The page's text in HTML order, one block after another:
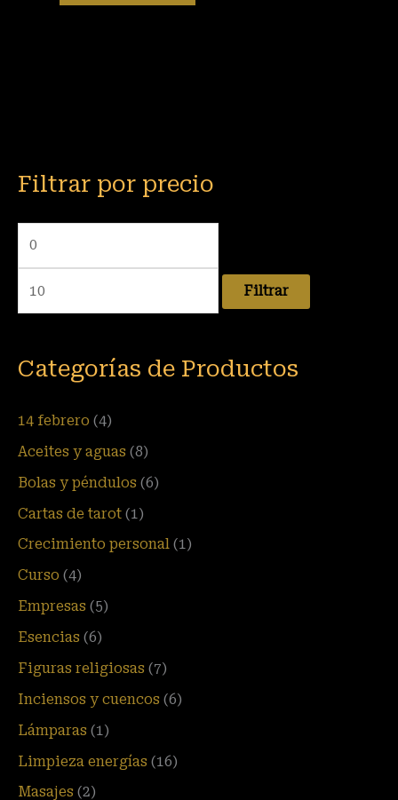
Filtrar por precio
Filtrar
Categorías de Productos
14 febrero (4)
Aceites y aguas (8)
Bolas y péndulos (6)
Cartas de tarot (1)
Crecimiento personal (1)
Curso (4)
Empresas (5)
Esencias (6)
Figuras religiosas (7)
Inciensos y cuencos (6)
Lámparas (1)
Limpieza energías (16)
Masajes (2)